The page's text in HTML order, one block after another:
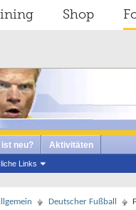
Shop
Links
ist neu? Aktivitäten
Deutscher Fußball